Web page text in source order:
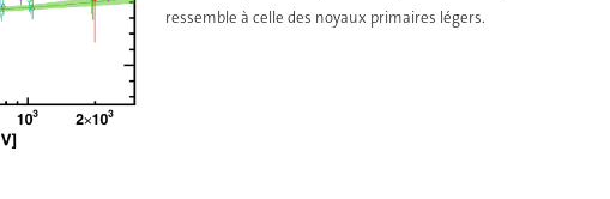
ressemble à celle des noyaux primaires légers.